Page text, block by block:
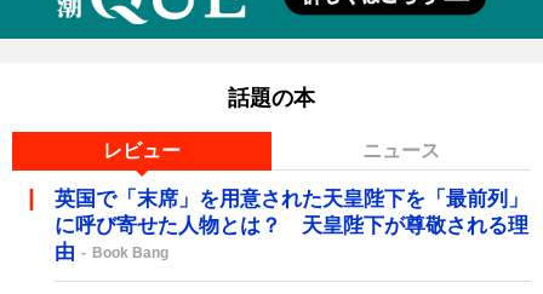
話題の本
レビュー ニュース
英国で「末席」を用意された天皇陛下を「最前列」
に呼び寄せた人物とは？ 天皇陛下が尊敬される理
由
Book Bang